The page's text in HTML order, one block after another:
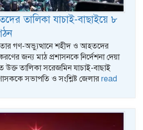
তালিকা যাচাই-বাছাইয়ে ৮
গণ-অভ্যুত্থানে শহীদ ও আহতদের
জন্য মাঠ প্রশাসনকে নির্দেশনা দেয়া
উক্ত তালিকা সরেজমিন যাচাই-বাছাই
সভাপতি ও সংশ্লিষ্ট জেলার read